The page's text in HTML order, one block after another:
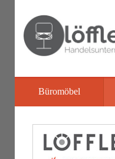
Büromöbel